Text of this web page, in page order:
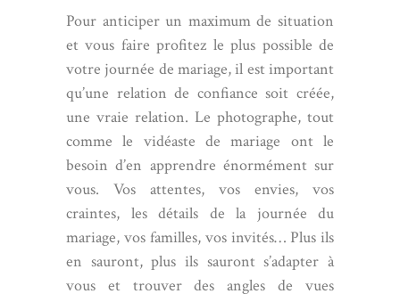
Pour anticiper un maximum de situation
et vous faire profitez le plus possible de
votre journée de mariage, il est important
qu’une relation de confiance soit créée,
une vraie relation. Le photographe, tout
comme le vidéaste de mariage ont le
besoin d’en apprendre énormément sur
vous. Vos attentes, vos envies, vos
craintes, les détails de la journée du
mariage, vos familles, vos invités… Plus ils
en sauront, plus ils sauront s’adapter à
vous et trouver des angles de vues